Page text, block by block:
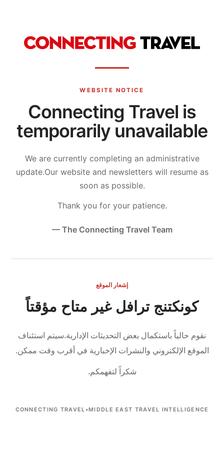
WEBSITE NOTICE
Connecting Travel is
temporarily unavailable
We are currently completing an administrative
update.Our website and newsletters will resume as
soon as possible.
Thank you for your patience.
— The Connecting Travel Team
إشعار الموقع
كونكتنج ترافل غير متاح مؤقتاً
نقوم حالياً باستكمال بعض التحديثات الإدارية.سيتم استئناف
الموقع الإلكتروني والنشرات الإخبارية في أقرب وقت ممكن.
شكراً لتفهمكم.
CONNECTING TRAVEL •MIDDLE EAST TRAVEL INTELLIGENCE